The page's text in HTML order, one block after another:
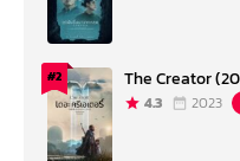
#2 The Creator
4.3 2023